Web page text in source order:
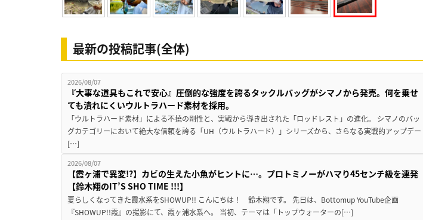
最新の投稿記事(全体)
2026/08/07
『大事な道具もこれで安心』圧倒的な強度を誇るタックルバッグがシマノから発売。何を乗せ
ても潰れにくいウルトラハード素材を採用。
「ウルトラハード素材」による不撓の剛性と、実戦から導き出された「ロッドレスト」の進化。 シマノのバッ
グカテゴリーにおいて絶大な信頼を誇る「UH（ウルトラハード）」シリーズから、さらなる実戦的アップデー
[…]
2026/08/07
【霞ヶ浦で異変!?】カビの生えた小魚がヒントに…。プロトミノーがハマり45センチ級を連発
【鈴木翔のIT’S SHO TIME !!!】
夏らしくなってきた霞水系をSHOWUP!! こんにちは！ 鈴木翔です。 先日は、Bottomup YouTube企画
『SHOWUP!!霞』の撮影にて、霞ヶ浦水系へ。 当初、テーマは「トップウォーターの[…]